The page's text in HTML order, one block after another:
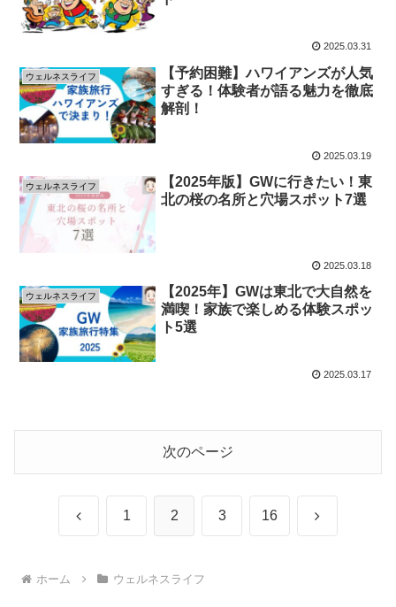
2025.03.31
ウェルネスライフ
【予約困難】ハワイアンズが人気
すぎる！体験者が語る魅力を徹底
解剖！
2025.03.19
ウェルネスライフ
【2025年版】GWに行きたい！東
北の桜の名所と穴場スポット7選
2025.03.18
ウェルネスライフ
【2025年】GWは東北で大自然を
満喫！家族で楽しめる体験スポッ
ト5選
2025.03.17
次のページ
前 1 2 3 16 次
ホーム ウェルネスライフ